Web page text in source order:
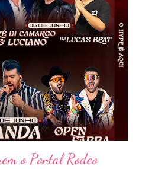
tornou uma verdadeira marca
oferecendo ao público um show
que mistura grandes clássicos
a outros gêneros. No palco,
naturalidade entre os seus hits e
& Junior, CPM 22 e
o Pontal Rodeo